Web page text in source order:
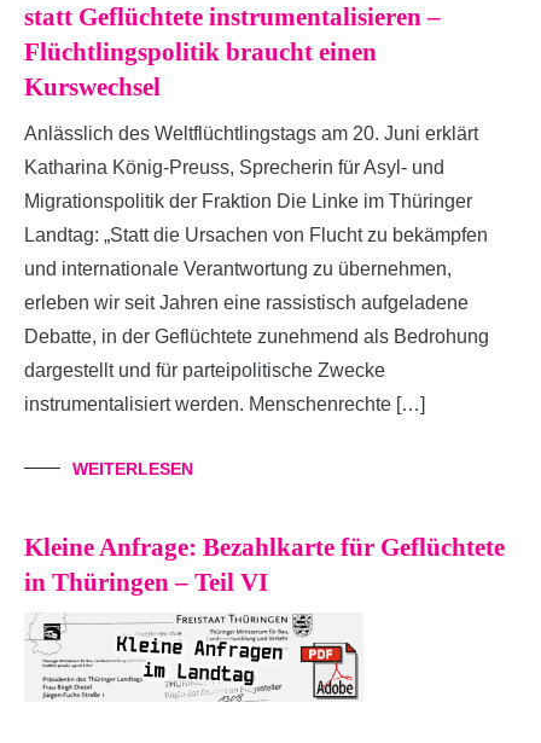
statt Geflüchtete instrumentalisieren –
Flüchtlingspolitik braucht einen
Kurswechsel
Anlässlich des Weltflüchtlingstags am 20. Juni erklärt
Katharina König-Preuss, Sprecherin für Asyl- und
Migrationspolitik der Fraktion Die Linke im Thüringer
Landtag: „Statt die Ursachen von Flucht zu bekämpfen
und internationale Verantwortung zu übernehmen,
erleben wir seit Jahren eine rassistisch aufgeladene
Debatte, in der Geflüchtete zunehmend als Bedrohung
dargestellt und für parteipolitische Zwecke
instrumentalisiert werden. Menschenrechte […]
WEITERLESEN
Kleine Anfrage: Bezahlkarte für Geflüchtete
in Thüringen – Teil VI